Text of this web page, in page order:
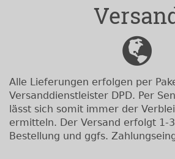
Alle Lieferungen erfolgen per
Versanddienstleister DPD. Per
lässt sich somit immer der
ermitteln. Der Versand erfolgt 1-
Bestellung und ggfs.